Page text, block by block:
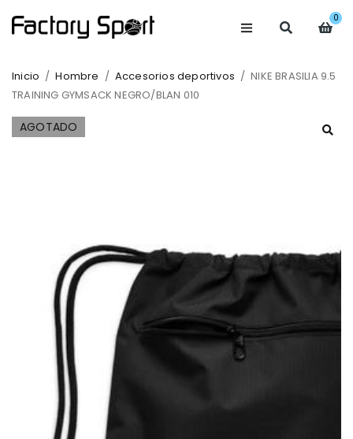
0
Inicio / Hombre / Accesorios deportivos / NIKE BRASILIA 9.5
TRAINING GYMSACK NEGRO/BLAN 010
AGOTADO